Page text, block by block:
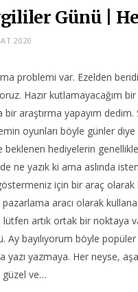
Günü |
2020
problemi var. Ezelden
Hazır kutlamayacağım
bir araştırma yapayım
oyunları böyle günler
beklenen hediyelerin
ne yazık ki ama aslında
için bir araç
pazarlama aracı olarak
lütfen artık ortak bir noktaya
Ay bayılıyorum böyle
yazı yazmaya. Her neyse,
güzel ve…